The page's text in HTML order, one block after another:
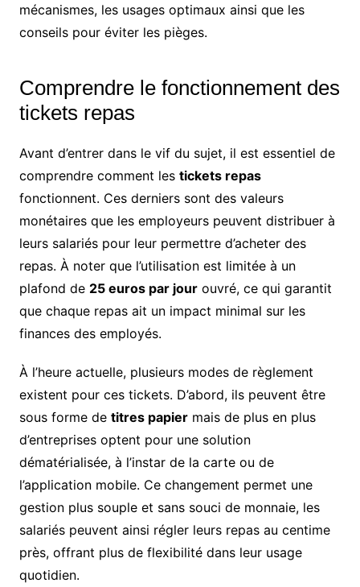
mécanismes, les usages optimaux ainsi que les
conseils pour éviter les pièges.
Comprendre le fonctionnement des
tickets repas
Avant d’entrer dans le vif du sujet, il est essentiel de
comprendre comment les tickets repas
fonctionnent. Ces derniers sont des valeurs
monétaires que les employeurs peuvent distribuer à
leurs salariés pour leur permettre d’acheter des
repas. À noter que l’utilisation est limitée à un
plafond de 25 euros par jourouvré, ce qui garantit
que chaque repas ait un impact minimal sur les
finances des employés.
À l’heure actuelle, plusieurs modes de règlement
existent pour ces tickets. D’abord, ils peuvent être
sous forme de titres papiermais de plus en plus
d’entreprises optent pour une solution
dématérialisée, à l’instar de la carte ou de
l’application mobile. Ce changement permet une
gestion plus souple et sans souci de monnaie, les
salariés peuvent ainsi régler leurs repas au centime
près, offrant plus de flexibilité dans leur usage
quotidien.